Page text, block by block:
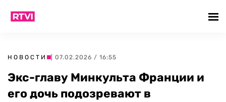
НОВОСТИ | 07.02.2026 / 16:55
Экс-главу Минкульта Франции и
его дочь подозревают в